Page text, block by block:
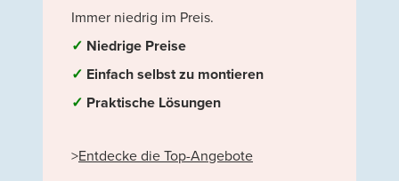
Immer niedrig im Preis.
✓ Niedrige Preise
✓ Einfach selbst zu montieren
✓ Praktische Lösungen
>Entdecke die Top-Angebote